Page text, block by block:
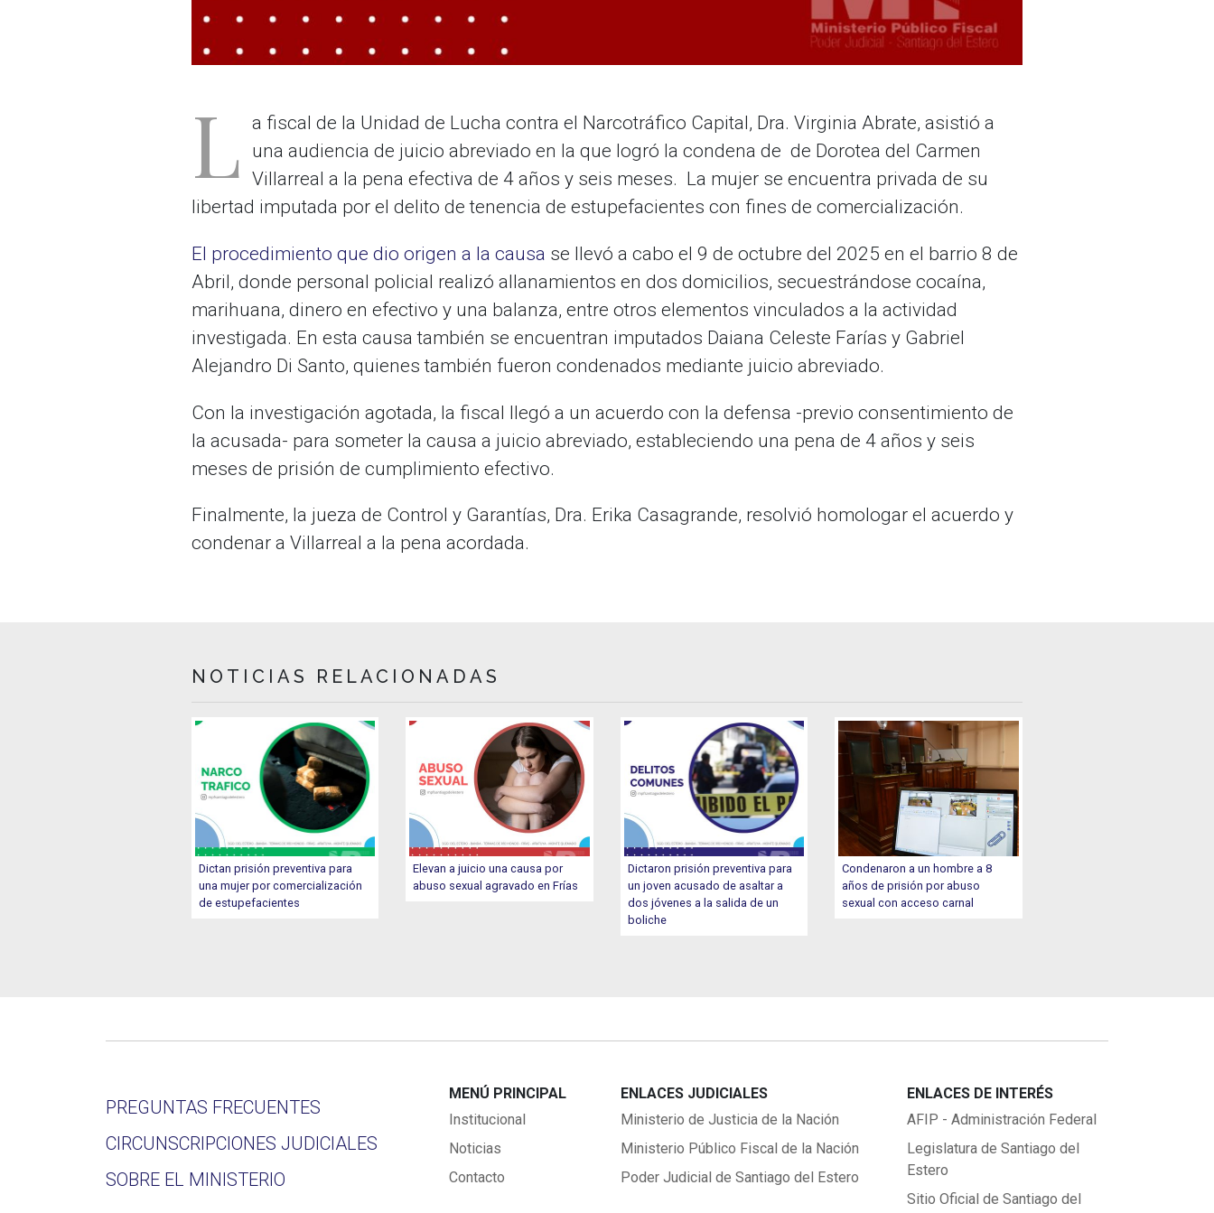
L a fiscal de la Unidad de Lucha contra el Narcotráfico Capital, Dra. Virginia Abrate, asistió a
una audiencia de juicio abreviado en la que logró la condena de de Dorotea del Carmen
Villarreal a la pena efectiva de 4 años y seis meses. La mujer se encuentra privada de su
libertad imputada por el delito de tenencia de estupefacientes con fines de comercialización.
El procedimiento que dio origen a la causa se llevó a cabo el 9 de octubre del 2025 en el barrio 8 de
Abril, donde personal policial realizó allanamientos en dos domicilios, secuestrándose cocaína,
marihuana, dinero en efectivo y una balanza, entre otros elementos vinculados a la actividad
investigada. En esta causa también se encuentran imputados Daiana Celeste Farías y Gabriel
Alejandro Di Santo, quienes también fueron condenados mediante juicio abreviado.
Con la investigación agotada, la fiscal llegó a un acuerdo con la defensa -previo consentimiento de
la acusada- para someter la causa a juicio abreviado, estableciendo una pena de 4 años y seis
meses de prisión de cumplimiento efectivo.
Finalmente, la jueza de Control y Garantías, Dra. Erika Casagrande, resolvió homologar el acuerdo y
condenar a Villarreal a la pena acordada.
NOTICIAS RELACIONADAS
Dictan prisión preventiva para
una mujer por comercialización
de estupefacientes
Elevan a juicio una causa por
abuso sexual agravado en Frías
Dictaron prisión preventiva para
un joven acusado de asaltar a
dos jóvenes a la salida de un
boliche
Condenaron a un hombre a 8
años de prisión por abuso
sexual con acceso carnal
PREGUNTAS FRECUENTES
CIRCUNSCRIPCIONES JUDICIALES
SOBRE EL MINISTERIO
MENÚ PRINCIPAL
Institucional
Noticias
Contacto
ENLACES JUDICIALES
Ministerio de Justicia de la Nación
Ministerio Público Fiscal de la Nación
Poder Judicial de Santiago del Estero
ENLACES DE INTERÉS
AFIP - Administración Federal
Legislatura de Santiago del
Estero
Sitio Oficial de Santiago del